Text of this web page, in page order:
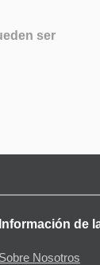
ser
Información de
Sobre Nosotros